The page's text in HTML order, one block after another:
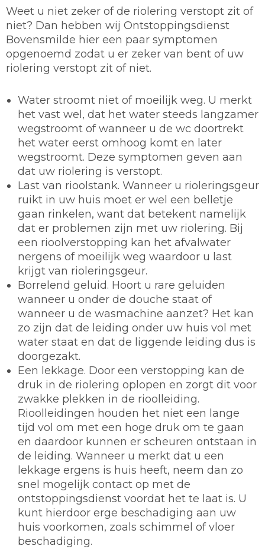
Weet u niet zeker of de riolering verstopt zit of
niet? Dan hebben wij Ontstoppingsdienst
Bovensmilde hier een paar symptomen
opgenoemd zodat u er zeker van bent of uw
riolering verstopt zit of niet.
Water stroomt niet of moeilijk weg. U merkt
het vast wel, dat het water steeds langzamer
wegstroomt of wanneer u de wc doortrekt
het water eerst omhoog komt en later
wegstroomt. Deze symptomen geven aan
dat uw riolering is verstopt.
Last van rioolstank. Wanneer u rioleringsgeur
ruikt in uw huis moet er wel een belletje
gaan rinkelen, want dat betekent namelijk
dat er problemen zijn met uw riolering. Bij
een rioolverstopping kan het afvalwater
nergens of moeilijk weg waardoor u last
krijgt van rioleringsgeur.
Borrelend geluid. Hoort u rare geluiden
wanneer u onder de douche staat of
wanneer u de wasmachine aanzet? Het kan
zo zijn dat de leiding onder uw huis vol met
water staat en dat de liggende leiding dus is
doorgezakt.
Een lekkage. Door een verstopping kan de
druk in de riolering oplopen en zorgt dit voor
zwakke plekken in de rioolleiding.
Rioolleidingen houden het niet een lange
tijd vol om met een hoge druk om te gaan
en daardoor kunnen er scheuren ontstaan in
de leiding. Wanneer u merkt dat u een
lekkage ergens is huis heeft, neem dan zo
snel mogelijk contact op met de
ontstoppingsdienst voordat het te laat is. U
kunt hierdoor erge beschadiging aan uw
huis voorkomen, zoals schimmel of vloer
beschadiging.